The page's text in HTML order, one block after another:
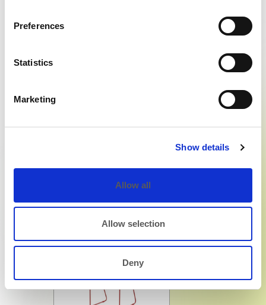
Preferences
Statistics
Marketing
Show details
Allow all
Allow selection
Deny
carrello
Pronta – Stacking chair
350,00€
259,00